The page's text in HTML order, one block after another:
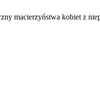
macierzyństwa kobiet z